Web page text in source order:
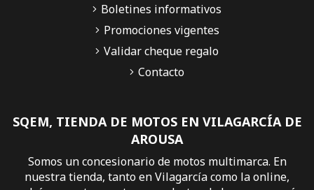
SQEM, TIENDA DE MOTOS EN VILAGARCÍA DE
AROUSA
Somos un concesionario de motos multimarca. En
nuestra tienda, tanto en Vilagarcía como la online,
Boletines informativos
Promociones vigentes
Validar cheque regalo
Contacto